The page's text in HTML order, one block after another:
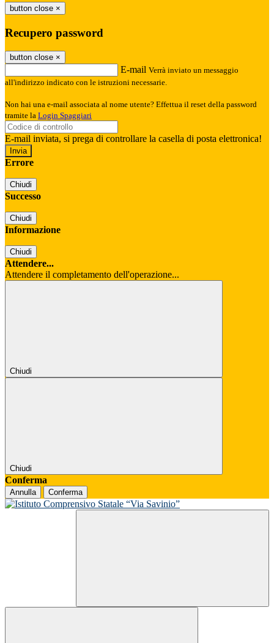
button close ×
Recupero password
button close ×
E-mail Verrà inviato un messaggio
all'indirizzo indicato con le istruzioni necessarie.
Non hai una e-mail associata al nome utente? Effettua il reset della password
tramite la Login Spaggiari
E-mail inviata, si prega di controllare la casella di posta elettronica!
Errore
Chiudi
Successo
Chiudi
Informazione
Chiudi
Attendere...
Attendere il completamento dell'operazione...
Chiudi
Chiudi
Conferma
Annulla Conferma